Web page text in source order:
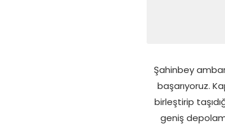
Şahinbey
başarıyoruz.
birleştirip
geniş